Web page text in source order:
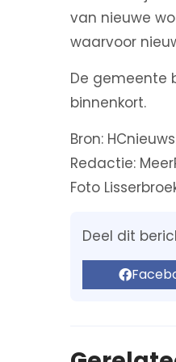
van nieuwe
waarvoor
De gemeente
binnenkort.
Bron:
Redactie:
Foto
Deel dit